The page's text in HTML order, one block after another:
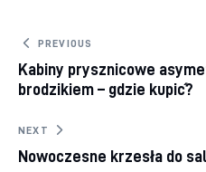
Nawigacja wpisu
PREVIOUS
Kabiny prysznicowe
brodzikiem – gdzie kupić?
NEXT
Nowoczesne krzesła do